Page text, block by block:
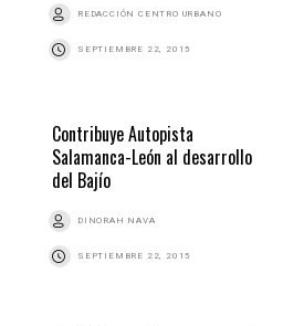
REDACCIÓN CENTRO URBANO
SEPTIEMBRE 22, 2015
Contribuye Autopista
Salamanca-León al desarrollo
del Bajío
DINORAH NAVA
SEPTIEMBRE 22, 2015